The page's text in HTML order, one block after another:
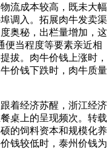
流成本较高，既未大幅
调入。拓展肉牛发卖渠
奥秘，出栏量增加，这
便当程度等要素亲近相
拔。肉牛价钱上涨时，
价钱下跌时，肉牛质量
着经济苏醒，浙江经济
桌上的呈现频次。转载
的饲料资本和规模化养
钱较低时，泰州价钱为